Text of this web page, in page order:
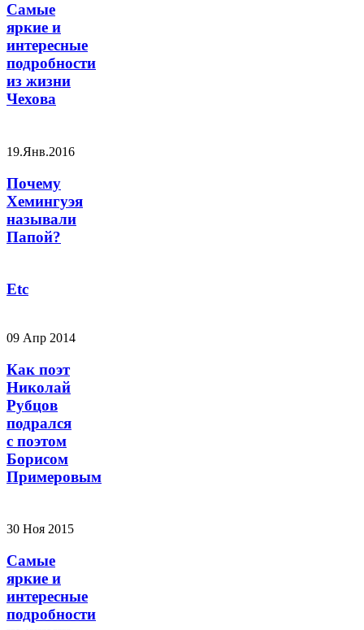
Самые
яркие и
интересные
подробности
из жизни
Чехова
19.Янв.2016
Почему
Хемингуэя
называли
Папой?
Etc
09 Апр 2014
Как поэт
Николай
Рубцов
подрался
с поэтом
Борисом
Примеровым
30 Ноя 2015
Самые
яркие и
интересные
подробности